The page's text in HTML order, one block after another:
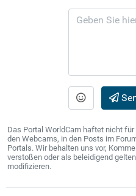
Das Portal WorldCam haftet nicht
den Webcams, in den Posts im
Portals. Wir behalten uns vor,
verstoßen oder als beleidigend
modifizieren.